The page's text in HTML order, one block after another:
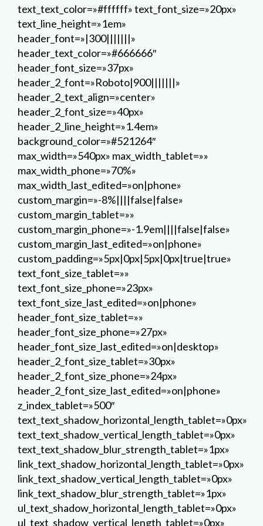
background_color=»#521264″
max_width=»540px» max_width_tablet=»»
max_width_phone=»70%»
max_width_last_edited=»on|phone»
custom_margin=»-8%||||false|false»
custom_margin_tablet=»»
custom_margin_phone=»-1.9em||||false|false»
custom_margin_last_edited=»on|phone»
custom_padding=»5px|0px|5px|0px|true|true»
text_font_size_tablet=»»
text_font_size_phone=»23px»
text_font_size_last_edited=»on|phone»
header_font_size_tablet=»»
header_font_size_phone=»27px»
header_font_size_last_edited=»on|desktop»
header_2_font_size_tablet=»30px»
header_2_font_size_phone=»24px»
header_2_font_size_last_edited=»on|phone»
z_index_tablet=»500″
text_text_shadow_horizontal_length_tablet=»0px»
text_text_shadow_vertical_length_tablet=»0px»
text_text_shadow_blur_strength_tablet=»1px»
link_text_shadow_horizontal_length_tablet=»0px»
link_text_shadow_vertical_length_tablet=»0px»
link_text_shadow_blur_strength_tablet=»1px»
ul_text_shadow_horizontal_length_tablet=»0px»
ul_text_shadow_vertical_length_tablet=»0px»
ul_text_shadow_blur_strength_tablet=»1px»
ol_text_shadow_horizontal_length_tablet=»0px»
ol_text_shadow_vertical_length_tablet=»0px»
ol_text_shadow_blur_strength_tablet=»1px»
quote_text_shadow_horizontal_length_tablet=»0px»
quote_text_shadow_vertical_length_tablet=»0px»
quote_text_shadow_blur_strength_tablet=»1px»
header_text_shadow_horizontal_length_tablet=»0px»
header_text_shadow_vertical_length_tablet=»0px»